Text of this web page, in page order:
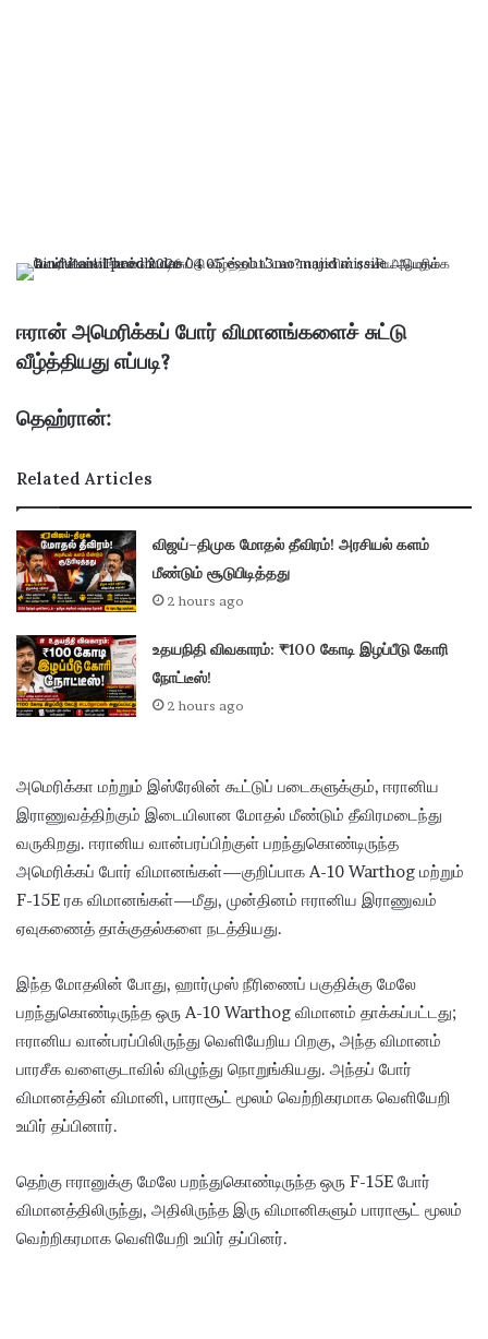
ஈரான் அமெரிக்கப் போர் விமானங்களைச் சுட்டு
வீழ்த்தியது எப்படி?
தெஹ்ரான்:
Related Articles
விஜய்–திமுக மோதல் தீவிரம்! அரசியல் களம்
மீண்டும் சூடுபிடித்தது
2 hours ago
உதயநிதி விவகாரம்: ₹100 கோடி இழப்பீடு கோரி
நோட்டீஸ்!
2 hours ago
அமெரிக்கா மற்றும் இஸ்ரேலின் கூட்டுப் படைகளுக்கும், ஈரானிய
இராணுவத்திற்கும் இடையிலான மோதல் மீண்டும் தீவிரமடைந்து
வருகிறது. ஈரானிய வான்பரப்பிற்குள் பறந்துகொண்டிருந்த
அமெரிக்கப் போர் விமானங்கள்—குறிப்பாக A-10 Warthog மற்றும்
F-15E ரக விமானங்கள்—மீது, முன்தினம் ஈரானிய இராணுவம்
ஏவுகணைத் தாக்குதல்களை நடத்தியது.
இந்த மோதலின் போது, ​​ஹார்முஸ் நீரிணைப் பகுதிக்கு மேலே
பறந்துகொண்டிருந்த ஒரு A-10 Warthog விமானம் தாக்கப்பட்டது;
ஈரானிய வான்பரப்பிலிருந்து வெளியேறிய பிறகு, அந்த விமானம்
பாரசீக வளைகுடாவில் விழுந்து நொறுங்கியது. அந்தப் போர்
விமானத்தின் விமானி, பாராசூட் மூலம் வெற்றிகரமாக வெளியேறி
உயிர் தப்பினார்.
தெற்கு ஈரானுக்கு மேலே பறந்துகொண்டிருந்த ஒரு F-15E போர்
விமானத்திலிருந்து, அதிலிருந்த இரு விமானிகளும் பாராசூட் மூலம்
வெற்றிகரமாக வெளியேறி உயிர் தப்பினர்.